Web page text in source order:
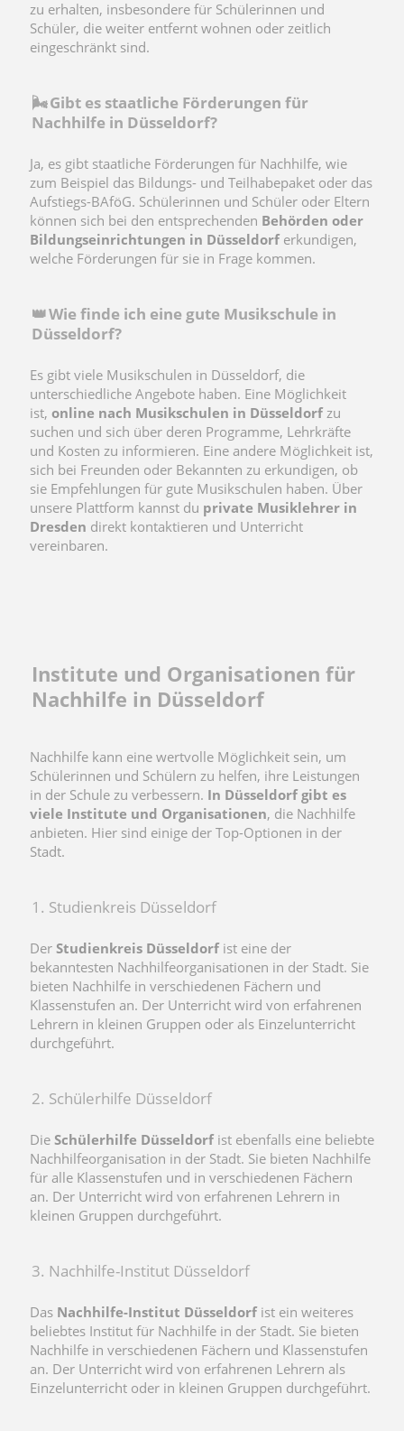
zu erhalten, insbesondere für Schülerinnen und
Schüler, die weiter entfernt wohnen oder zeitlich
eingeschränkt sind.
🌬️ Gibt es staatliche Förderungen für
Nachhilfe in Düsseldorf?
Ja, es gibt staatliche Förderungen für Nachhilfe, wie
zum Beispiel das Bildungs- und Teilhabepaket oder das
Aufstiegs-BAföG. Schülerinnen und Schüler oder Eltern
können sich bei den entsprechenden Behörden oder
Bildungseinrichtungen in Düsseldorf erkundigen,
welche Förderungen für sie in Frage kommen.
👑 Wie finde ich eine gute Musikschule in
Düsseldorf?
Es gibt viele Musikschulen in Düsseldorf, die
unterschiedliche Angebote haben. Eine Möglichkeit
ist, online nach Musikschulen in Düsseldorfzu
suchen und sich über deren Programme, Lehrkräfte
und Kosten zu informieren. Eine andere Möglichkeit ist,
sich bei Freunden oder Bekannten zu erkundigen, ob
sie Empfehlungen für gute Musikschulen haben. Über
unsere Plattform kannst du private Musiklehrer in
Dresden direkt kontaktieren und Unterricht
vereinbaren.
Institute und Organisationen für
Nachhilfe in Düsseldorf
Nachhilfe kann eine wertvolle Möglichkeit sein, um
Schülerinnen und Schülern zu helfen, ihre Leistungen
in der Schule zu verbessern. In Düsseldorf gibt es
viele Institute und Organisationen, die Nachhilfe
anbieten. Hier sind einige der Top-Optionen in der
Stadt.
1. Studienkreis Düsseldorf
Der Studienkreis Düsseldorfist eine der
bekanntesten Nachhilfeorganisationen in der Stadt. Sie
bieten Nachhilfe in verschiedenen Fächern und
Klassenstufen an. Der Unterricht wird von erfahrenen
Lehrern in kleinen Gruppen oder als Einzelunterricht
durchgeführt.
2. Schülerhilfe Düsseldorf
Die Schülerhilfe Düsseldorfist ebenfalls eine beliebte
Nachhilfeorganisation in der Stadt. Sie bieten Nachhilfe
für alle Klassenstufen und in verschiedenen Fächern
an. Der Unterricht wird von erfahrenen Lehrern in
kleinen Gruppen durchgeführt.
3. Nachhilfe-Institut Düsseldorf
Das Nachhilfe-Institut Düsseldorfist ein weiteres
beliebtes Institut für Nachhilfe in der Stadt. Sie bieten
Nachhilfe in verschiedenen Fächern und Klassenstufen
an. Der Unterricht wird von erfahrenen Lehrern als
Einzelunterricht oder in kleinen Gruppen durchgeführt.